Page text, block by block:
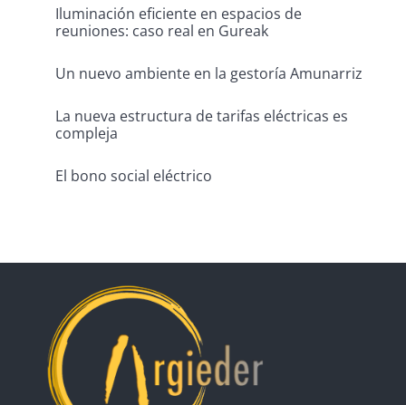
Iluminación eficiente en espacios de
reuniones: caso real en Gureak
Un nuevo ambiente en la gestoría Amunarriz
La nueva estructura de tarifas eléctricas es
compleja
El bono social eléctrico